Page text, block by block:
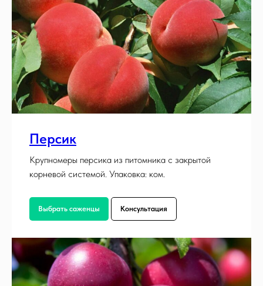
Персик
Крупномеры персика из питомника с закрытой
корневой системой. Упаковка: ком.
Выбрать саженцы Консультация